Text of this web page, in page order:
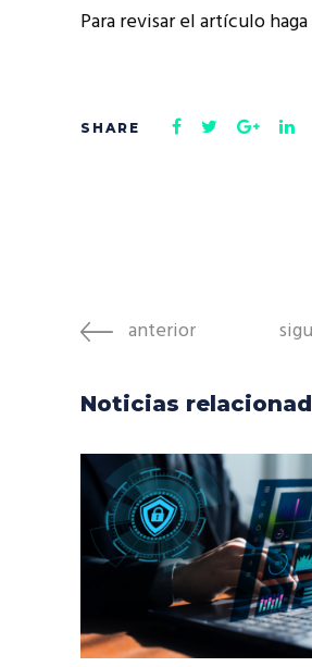
Para revisar el artículo
anterior
Noticias